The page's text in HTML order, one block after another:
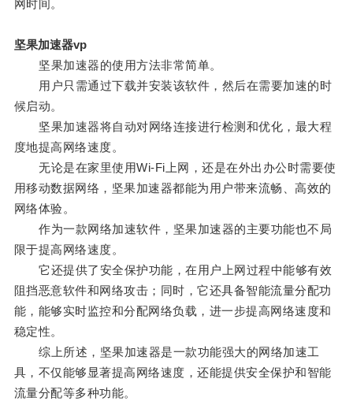
网时间。
坚果加速器vp
坚果加速器的使用方法非常简单。
用户只需通过下载并安装该软件，然后在需要加速的时
候启动。
坚果加速器将自动对网络连接进行检测和优化，最大程
度地提高网络速度。
无论是在家里使用Wi-Fi上网，还是在外出办公时需要使
用移动数据网络，坚果加速器都能为用户带来流畅、高效的
网络体验。
作为一款网络加速软件，坚果加速器的主要功能也不局
限于提高网络速度。
它还提供了安全保护功能，在用户上网过程中能够有效
阻挡恶意软件和网络攻击；同时，它还具备智能流量分配功
能，能够实时监控和分配网络负载，进一步提高网络速度和
稳定性。
综上所述，坚果加速器是一款功能强大的网络加速工
具，不仅能够显著提高网络速度，还能提供安全保护和智能
流量分配等多种功能。